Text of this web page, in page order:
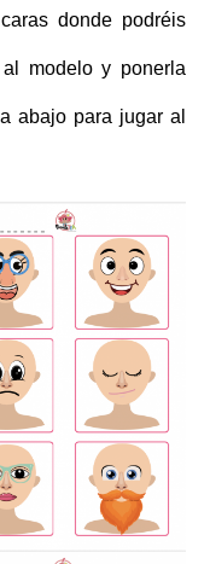
donde podréis
modelo y ponerla
abajo para jugar al